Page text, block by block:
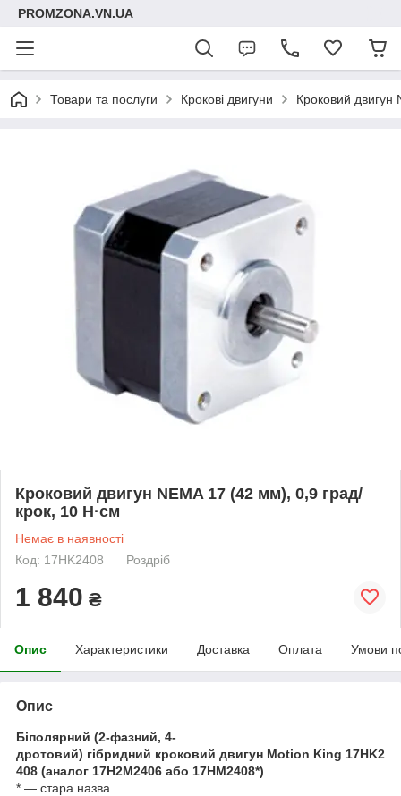
PROMZONA.VN.UA
Товари та послуги Крокові двигуни Кроковий
Кроковий двигун NEMA 17 (42 мм), 0,9 град/
крок, 10 Н·см
Немає в наявності
Код: 17HK2408
Роздріб
1 840 ₴
Опис Характеристики Доставка Оплата Умови
Опис
Біполярний (2-фазний, 4-
дротовий) гібридний кроковий двигун Motion King 17HK2
408 (аналог 17H2M2406 або 17HM2408*)
* — стара назва